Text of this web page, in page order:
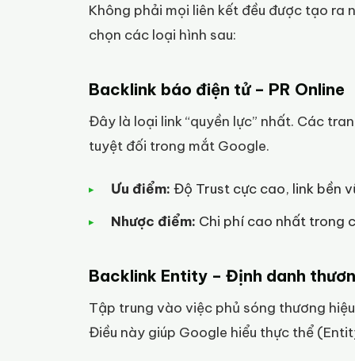
Không phải mọi liên kết đều được tạo ra
chọn các loại hình sau:
Backlink báo điện tử – PR Online
Đây là loại link “quyền lực” nhất. Các
tuyệt đối trong mắt Google.
Ưu điểm: Độ Trust cực cao, link bền
Nhược điểm: Chi phí cao nhất trong
Backlink Entity – Định danh
Tập trung vào việc phủ sóng thương
Điều này giúp Google hiểu thực thể